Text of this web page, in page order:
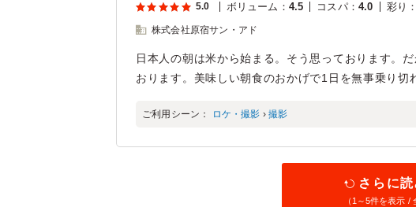
5.0 ボリューム ： 4.5 コスパ： 4.0 彩り
株式会社原宿サン・アド
日本人の朝は米から始まる。そう思っております。
おります。美味しい朝食のおかげで1日を無事乗り切
ご利用シーン： ロケ・撮影 › 撮影
さらに
（1～5件を表示 /